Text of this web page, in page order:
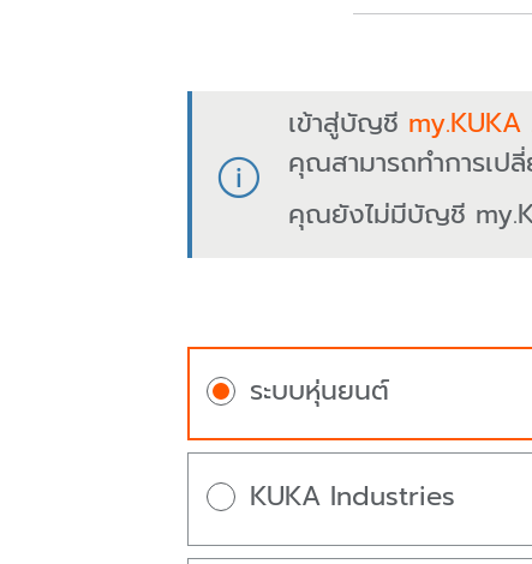
เข้าสู่บัญชี
คุณสามารถทำการเป
คุณยังไม่มีบัญชี
ระบบหุ่นยนต์
KUKA Industries